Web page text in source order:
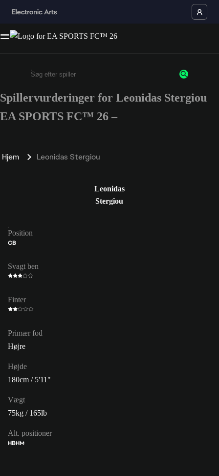
Enter a minimum of 3 characters or numbers
Spillervurderinger for Leonidas Stergiou
EA SPORTS FC™ 26 –
Hjem Leonidas Stergiou
Leonidas
Stergiou
Position
CB
Svagt ben
Finter
Primær fod
Højre
Højde
180cm / 5'11"
Vægt
75kg / 165lb
Alt. positioner
HBHM